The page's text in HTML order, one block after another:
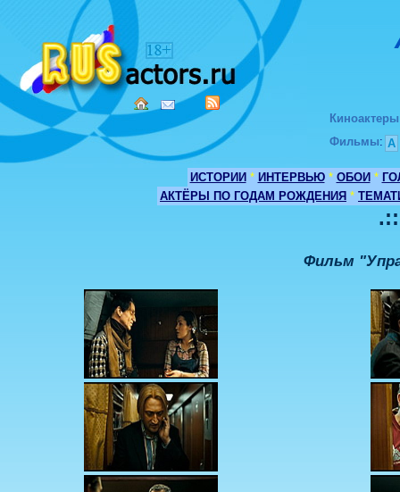
Киноактеры
Фильмы: А
ИСТОРИИ * ИНТЕРВЬЮ * ОБОИ *
АКТЁРЫ ПО ГОДАМ РОЖДЕНИЯ *
Фильм